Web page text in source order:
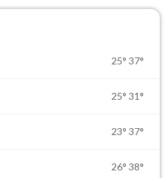
25° 37°
25° 31°
23° 37°
26° 38°